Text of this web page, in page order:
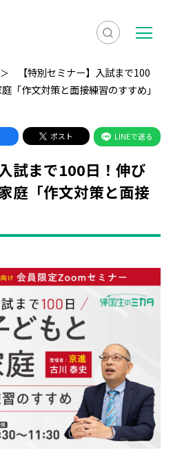
検
検
索
を
示
メ
ニ
ュ
【特別セミナー】入試まで100
「作文対策と面接練習のすすめ」
ポスト LINEで送る
試まで100日！伸び
庭「作文対策と面接